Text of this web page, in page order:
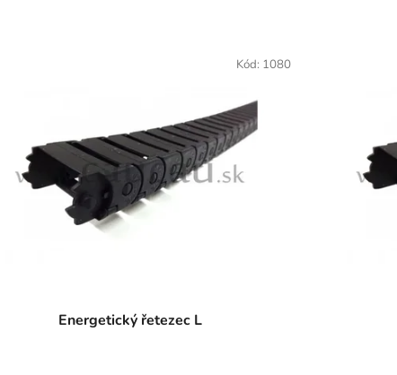
Energetický řetezec L
Kód: 1080